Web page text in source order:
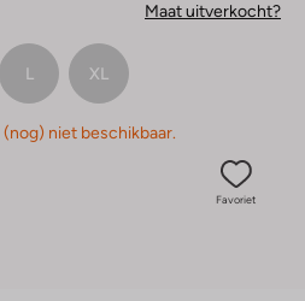
Maat uitverkocht?
L XL
niet beschikbaar.
Favoriet